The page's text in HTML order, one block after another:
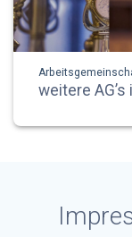
weitere